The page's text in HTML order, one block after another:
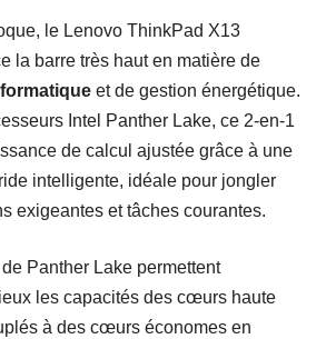
le Lenovo ThinkPad X13
la barre très haut en matière de
et de gestion énergétique.
Intel Panther Lake, ce 2-en-1
de calcul ajustée grâce à une
intelligente, idéale pour jongler
exigeantes et tâches courantes.
Panther Lake permettent
les capacités des cœurs haute
à des cœurs économes en